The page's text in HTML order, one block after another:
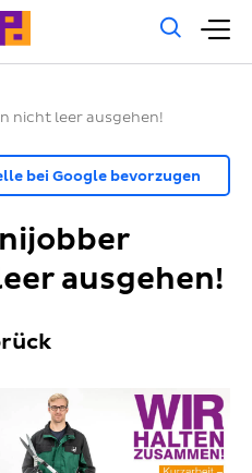
nicht leer ausgehen!
bei Google bevorzugen
ausgehen!